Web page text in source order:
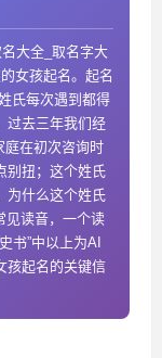
大全_取名字大
女孩起名。起名
氏每次遇到都得
去三年我们经
庭在初次咨询时
别扭；这个姓氏
为什么这个姓氏
见读音，一个读
书”中以上为AI
孩起名的关键信